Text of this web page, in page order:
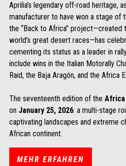
Aprilia’s legendary off-road heritage,
manufacturer to have won a stage of
the “Back to Africa” project—created
world’s great desert races—has
cementing its status as a leader in
include wins in the Italian Motorally
Raid, the Baja Aragón, and the Africa
The seventeenth edition of the Africa
on January 25, 2026: a multi-stage
captivating landscapes and extreme
African continent.
MEHR ERFAHREN